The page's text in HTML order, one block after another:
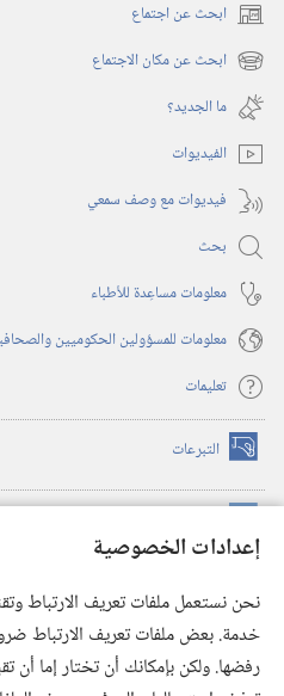
إعدادات الخصوصية
نحن نستعمل ملفات تعريف الارتباط
خدمة. بعض ملفات تعريف الارتباط
رفضها. ولكن بإمكانك أن تختار إما أن
ابحث عن اجتماع (يفتح
نافذة ابحث عن مكان الاجتماع (يفتح
نافذة
جديدة)
ما الجديد؟‏
الفيديوات
فيديوات مع وصف سمعي
بحث
معلومات مساعِدة للأطباء
معلومات للمسؤولين الحكوميين
تعليمات
التبرعات (يفتح
نافذة
(يفتح
نافذة
(يفتح
نافذة
جديدة) تطبيق ®
JW Library